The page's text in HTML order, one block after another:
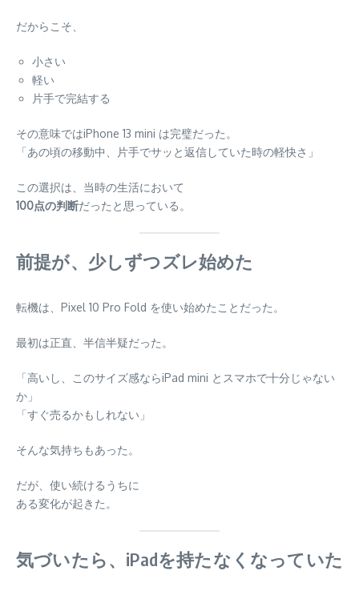
だからこそ、
小さい
軽い
片手で完結する
その意味ではiPhone 13 mini は完璧だった。
「あの頃の移動中、片手でサッと返信していた時の軽快さ」
この選択は、当時の生活において
100点の判断だったと思っている。
前提が、少しずつズレ始めた
転機は、Pixel 10 Pro Fold を使い始めたことだった。
最初は正直、半信半疑だった。
「高いし、このサイズ感ならiPad mini とスマホで十分じゃない
か」
「すぐ売るかもしれない」
そんな気持ちもあった。
だが、使い続けるうちに
ある変化が起きた。
気づいたら、iPadを持たなくなっていた